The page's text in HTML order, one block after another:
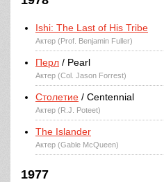
Ishi: The Last of His Tribe
Актер (Prof. Benjamin Fuller)
Перл / Pearl
Актер (Col. Jason Forrest)
Столетие / Centennial
Актер (R.J. Poteet)
The Islander
Актер (Gable McQueen)
1977